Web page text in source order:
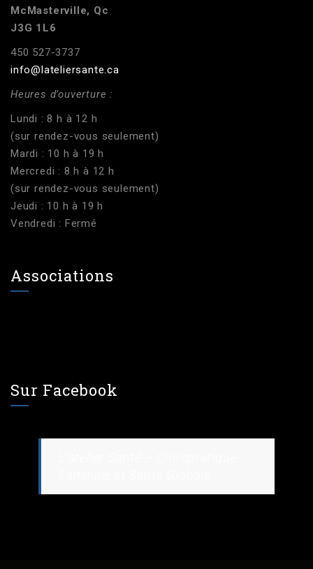
McMasterville, Qc
J3G 1L6
450 527-3737
info@lateliersante.ca
Heures d’ouverture :
Lundi : 8 h à 12 h
(sur rendez-vous seulement)
Mardi : 10 h à 19 h
Mercredi : 8 h à 12 h
(sur rendez-vous seulement)
Jeudi : 10 h à 19 h
Vendredi : Fermé
Associations
Sur Facebook